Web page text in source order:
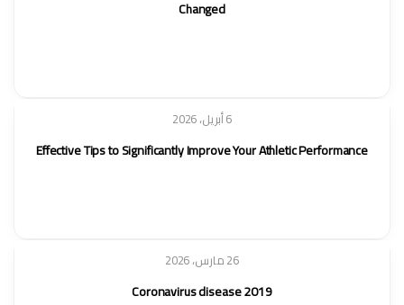
Changed
6 أبريل، 2026
Effective Tips to Significantly Improve Your Athletic Performance
26 مارس، 2026
Coronavirus disease 2019